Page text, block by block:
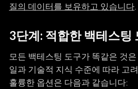
질의 데이터를 보유하고 있습니다.
3단계: 적합한 백테스팅
모든 백테스팅 도구가 똑같은 것
일과 기술적 지식 수준에 따라 고
훌륭한 옵션은 다음과 같습니다: